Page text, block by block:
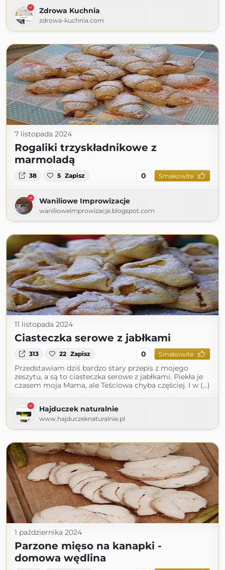
Zdrowa Kuchnia
zdrowa-kuchnia.com
7 listopada 2024
Rogaliki trzyskładnikowe z
marmoladą
38 5 Zapisz 0 Smakowite
Waniliowe Improwizacje
wanilioweimprowizacje.blogspot.com
11 listopada 2024
Ciasteczka serowe z jabłkami
313 22 Zapisz 0 Smakowite
Przedstawiam dziś bardzo stary przepis z mojego
zeszytu, a są to ciasteczka serowe z jabłkami. Piekła je
czasem moja Mama, ale Teściowa chyba częściej. I w (...)
Hajduczek naturalnie
www.hajduczeknaturalnie.pl
1 października 2024
Parzone mięso na kanapki -
domowa wędlina